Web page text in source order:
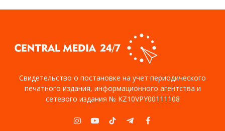
Свидетельство о постановке на учет периодического
печатного издания, информационного агентства и
сетевого издания № KZ10VPY00111108
Instagram
YouTubeTikTokTelegramFacebook